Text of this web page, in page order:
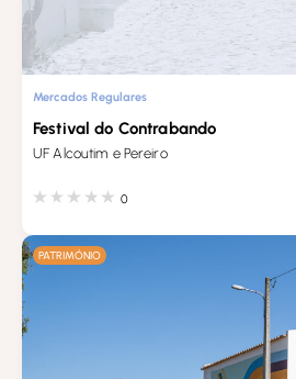
Mercados Regulares
Festival do Contrabando
UF Alcoutim e Pereiro
0
PATRIMÓNIO